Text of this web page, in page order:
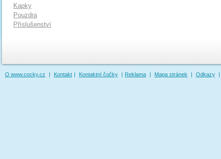
Kapky
Pouzdra
Příslušenství
O www.cocky.cz | Kontakt | Kontaktní čočky | Reklama | Mapa stránek | Odkazy |